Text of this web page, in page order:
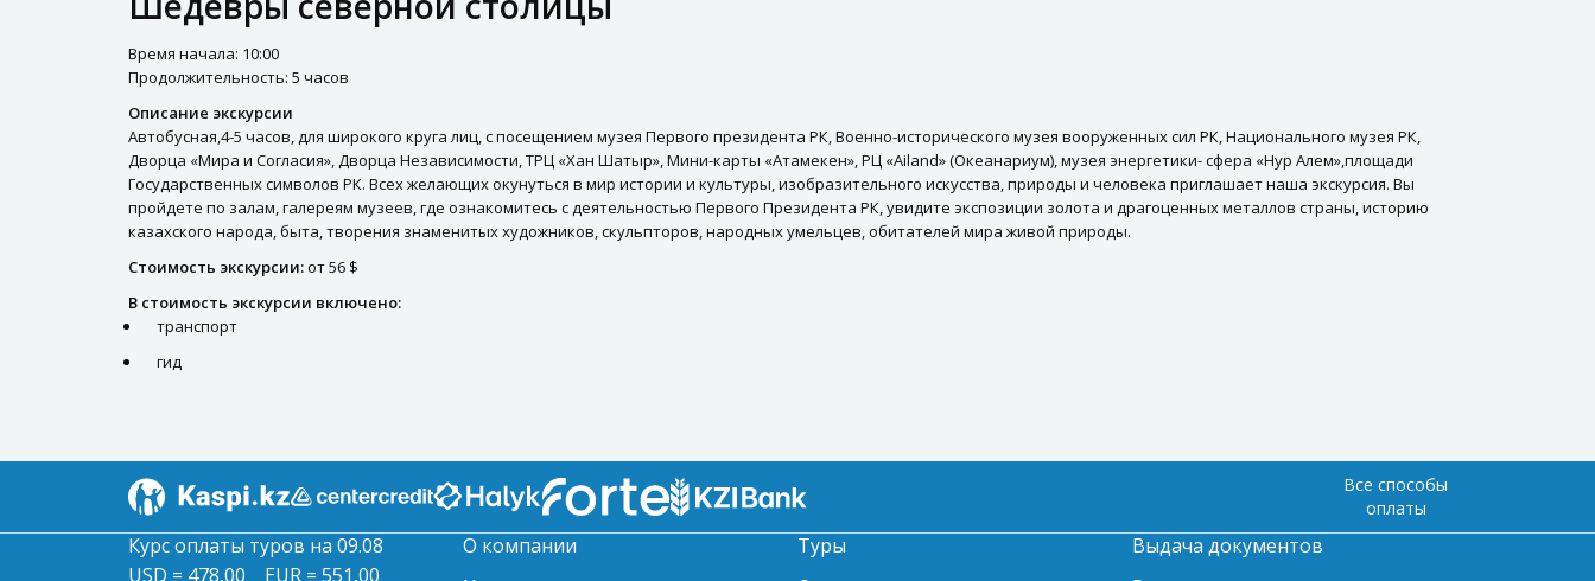
Время начала: 10:00
Продолжительность: 5 часов
Описание экскурсии
Автобусная,4-5 часов, для широкого круга лиц, с посещением музея Первого президента РК, Военно-исторического музея вооруженных сил РК, Национального музея РК,
Дворца «Мира и Согласия», Дворца Независимости, ТРЦ «Хан Шатыр», Мини-карты «Атамекен», РЦ «Ailand» (Океанариум), музея энергетики- сфера «Нур Алем»,площади
Государственных символов РК. Всех желающих окунуться в мир истории и культуры, изобразительного искусства, природы и человека приглашает наша экскурсия. Вы
пройдете по залам, галереям музеев, где ознакомитесь с деятельностью Первого Президента РК, увидите экспозиции золота и драгоценных металлов страны, историю
казахского народа, быта, творения знаменитых художников, скульпторов, народных умельцев, обитателей мира живой природы.
Стоимость экскурсии:от 56 $
В стоимость экскурсии включено:
транспорт
гид
Все способы
оплаты
Курс оплаты туров на 09.08
USD = 478,00
EUR = 551,00
О компании
Туры
Выдача документов